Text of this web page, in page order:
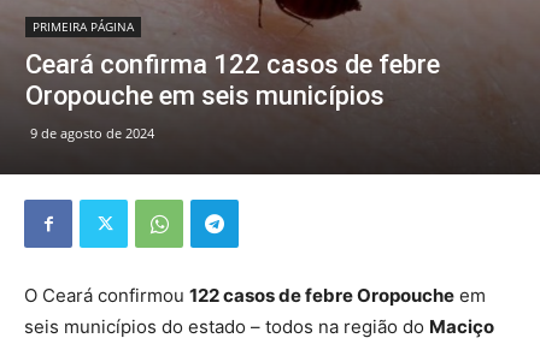
PRIMEIRA PÁGINA
Ceará confirma 122 casos de febre
Oropouche em seis municípios
9 de agosto de 2024
O Ceará confirmou 122 casos de febre Oropouche em
seis municípios do estado – todos na região do Maciço